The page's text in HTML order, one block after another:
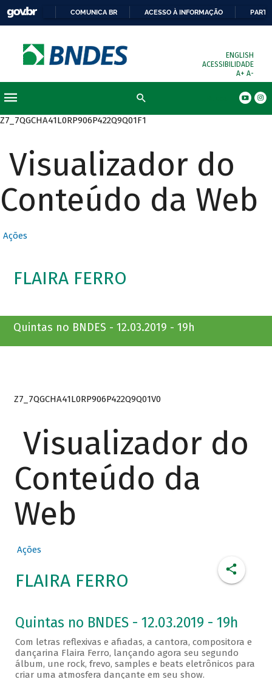
COMUNICA BR ACESSO À INFORMAÇÃO
ENGLISH
ACESSIBILIDADE
A+ A-
Z7_7QGCHA41L0RP906P422Q9Q01F1
Visualizador do
Conteúdo da Web
Ações
FLAIRA FERRO
Quintas no BNDES - 12.03.2019 - 19h
Z7_7QGCHA41L0RP906P422Q9Q01V0
Visualizador do
Conteúdo da
Web
Ações
FLAIRA FERRO
Quintas no BNDES - 12.03.2019 - 19h
Com letras reflexivas e afiadas, a cantora, compositora e
dançarina Flaira Ferro, lançando agora seu segundo
álbum, une rock, frevo, samples e beats eletrônicos para
criar uma atmosfera dançante em seu show.